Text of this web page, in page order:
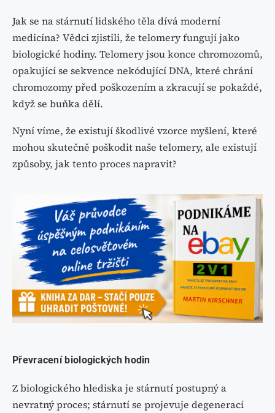
Jak se na stárnutí lidského těla dívá moderní
medicína? Vědci zjistili, že telomery fungují jako
biologické hodiny. Telomery jsou konce chromozomů,
opakující se sekvence nekódující DNA, které chrání
chromozomy před poškozením a zkracují se pokaždé,
když se buňka dělí.
Nyní víme, že existují škodlivé vzorce myšlení, které
mohou skutečně poškodit naše telomery, ale existují
způsoby, jak tento proces napravit?
Převracení biologických hodin
Z biologického hlediska je stárnutí postupný a
nevratný proces; stárnutí se projevuje degenerací